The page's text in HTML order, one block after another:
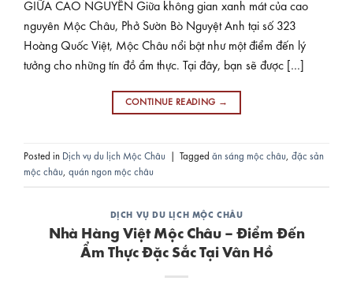
GIỮA CAO NGUYÊN Giữa không gian xanh mát của cao
nguyên Mộc Châu, Phở Sườn Bò Nguyệt Anh tại số 323
Hoàng Quốc Việt, Mộc Châu nổi bật như một điểm đến lý
tưởng cho những tín đồ ẩm thực. Tại đây, bạn sẽ được […]
CONTINUE READING →
Posted in Dịch vụ du lịch Mộc Châu Tagged ăn sáng mộc châu, đặc sản
mộc châu, quán ngon mộc châu
DỊCH VỤ DU LỊCH MỘC CHÂU
Nhà Hàng Việt Mộc Châu – Điểm Đến
Ẩm Thực Đặc Sắc Tại Vân Hồ